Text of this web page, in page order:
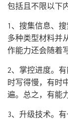
包括且不限以下
1、搜集信息、
多种类型材料并
作能力还会随着
2、掌控进度。
时写得慢，有时
遍。总之，有能
3、升级技术。